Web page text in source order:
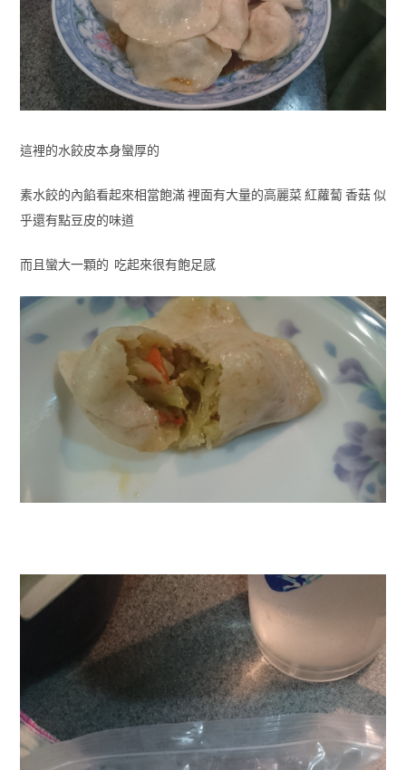
這裡的水餃皮本身蠻厚的
素水餃的內餡看起來相當飽滿 裡面有大量的高麗菜 紅蘿蔔 香菇 似
乎還有點豆皮的味道
而且蠻大一顆的 吃起來很有飽足感